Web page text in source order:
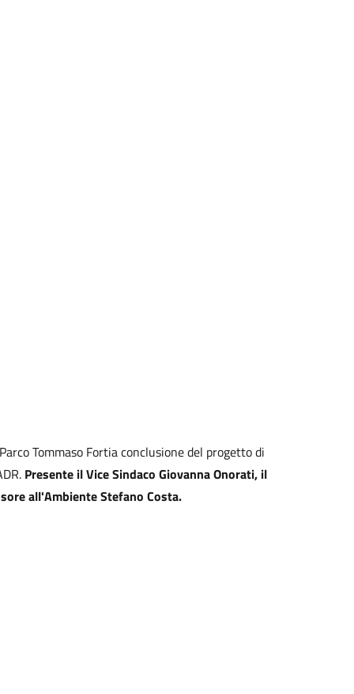
Tommaso Fortia conclusione del progetto di
Presente il Vice Sindaco Giovanna Onorati, il
all'Ambiente Stefano Costa.